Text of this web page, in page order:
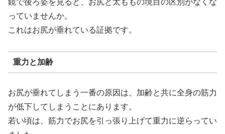
っていませんか。
これはお尻が垂れている証拠です。
重力と加齢
お尻が垂れてしまう一番の原因は、加齢と共に全身の筋力
が低下してしまうことにあります。
若い頃は、筋力でお尻を引っ張り上げて重力に逆らってい